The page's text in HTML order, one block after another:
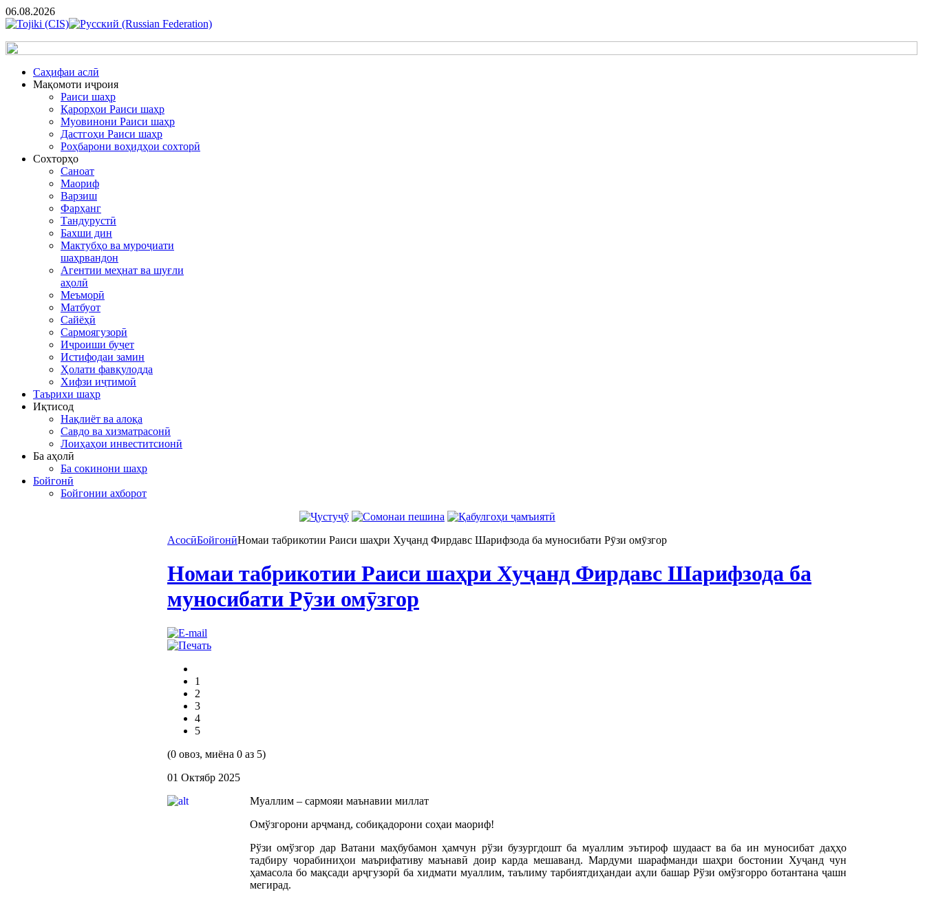
06.08.2026
Cаҳифаи аслӣ
Мақомоти иҷроия
Раиси шаҳр
Қарорҳои Раиси шаҳр
Муовинони Раиси шаҳр
Дастгоҳи Раиси шаҳр
Роҳбарони воҳидҳои сохторӣ
Сохторҳо
Саноат
Маориф
Варзиш
Фарҳанг
Тандурустӣ
Бахши дин
Мактубҳо ва муроҷиати
шаҳрвандон
Агентии меҳнат ва шуғли
аҳолӣ
Меъморӣ
Матбуот
Сайёҳӣ
Сармоягузорӣ
Иҷроиши буҷет
Истифодаи замин
Ҳолати фавқулодда
Хифзи иҷтимоӣ
Таърихи шаҳр
Иқтисод
Нақлиёт ва алоқа
Савдо ва хизматрасонӣ
Лоиҳаҳои инвеститсионӣ
Ба аҳолӣ
Ба сокинони шаҳр
Бойгонӣ
Бойгонии ахборот
АсосӣБойгонӣНомаи табрикотии Раиси шаҳри Хуҷанд Фирдавс Шарифзода ба муносибати Рӯзи омӯзгор
Номаи табрикотии Раиси шаҳри Хуҷанд Фирдавс Шарифзода ба
муносибати Рӯзи омӯзгор
1
2
3
4
5
(0 овоз, миёна 0 аз 5)
01 Октябр 2025
Муаллим – сармояи маънавии миллат
Омўзгорони арҷманд, собиқадорони соҳаи маориф!
Рўзи омўзгор дар Ватани маҳбубамон ҳамчун рўзи бузургдошт ба муаллим эътироф шудааст ва ба ин муносибат даҳҳо
тадбиру чорабиниҳои маърифативу маънавӣ доир карда мешаванд. Мардуми шарафманди шаҳри бостонии Хуҷанд чун
ҳамасола бо мақсади арҷгузорӣ ба хидмати муаллим, таълиму тарбиятдиҳандаи аҳли башар Рўзи омўзгорро ботантана ҷашн
мегирад.